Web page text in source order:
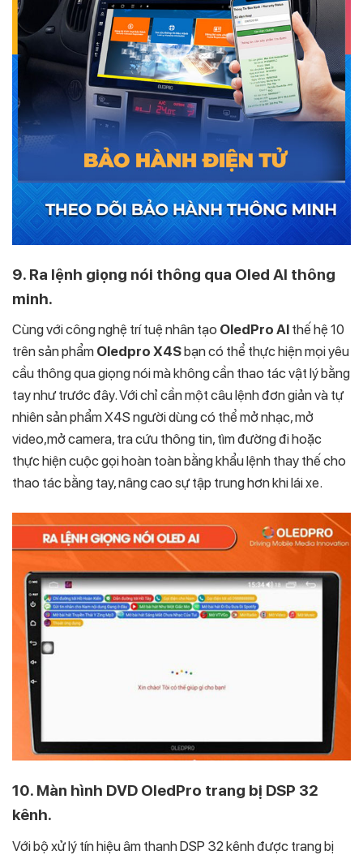
9. Ra lệnh giọng nói thông qua Oled AI thông
minh.
Cùng với công nghệ trí tuệ nhân tạo OledPro AI thế hệ 10
trên sản phẩm Oledpro X4Sbạn có thể thực hiện mọi yêu
cầu thông qua giọng nói mà không cần thao tác vật lý bằng
tay như trước đây. Với chỉ cần một câu lệnh đơn giản và tự
nhiên sản phẩm X4S người dùng có thể mở nhạc, mở
video,mở camera, tra cứu thông tin, tìm đường đi hoặc
thực hiện cuộc gọi hoàn toàn bằng khẩu lệnh thay thế cho
thao tác bằng tay, nâng cao sự tập trung hơn khi lái xe.
10. Màn hình DVD OledPro trang bị DSP 32
kênh.
Với bộ xử lý tín hiệu âm thanh DSP 32 kênh được trang bị